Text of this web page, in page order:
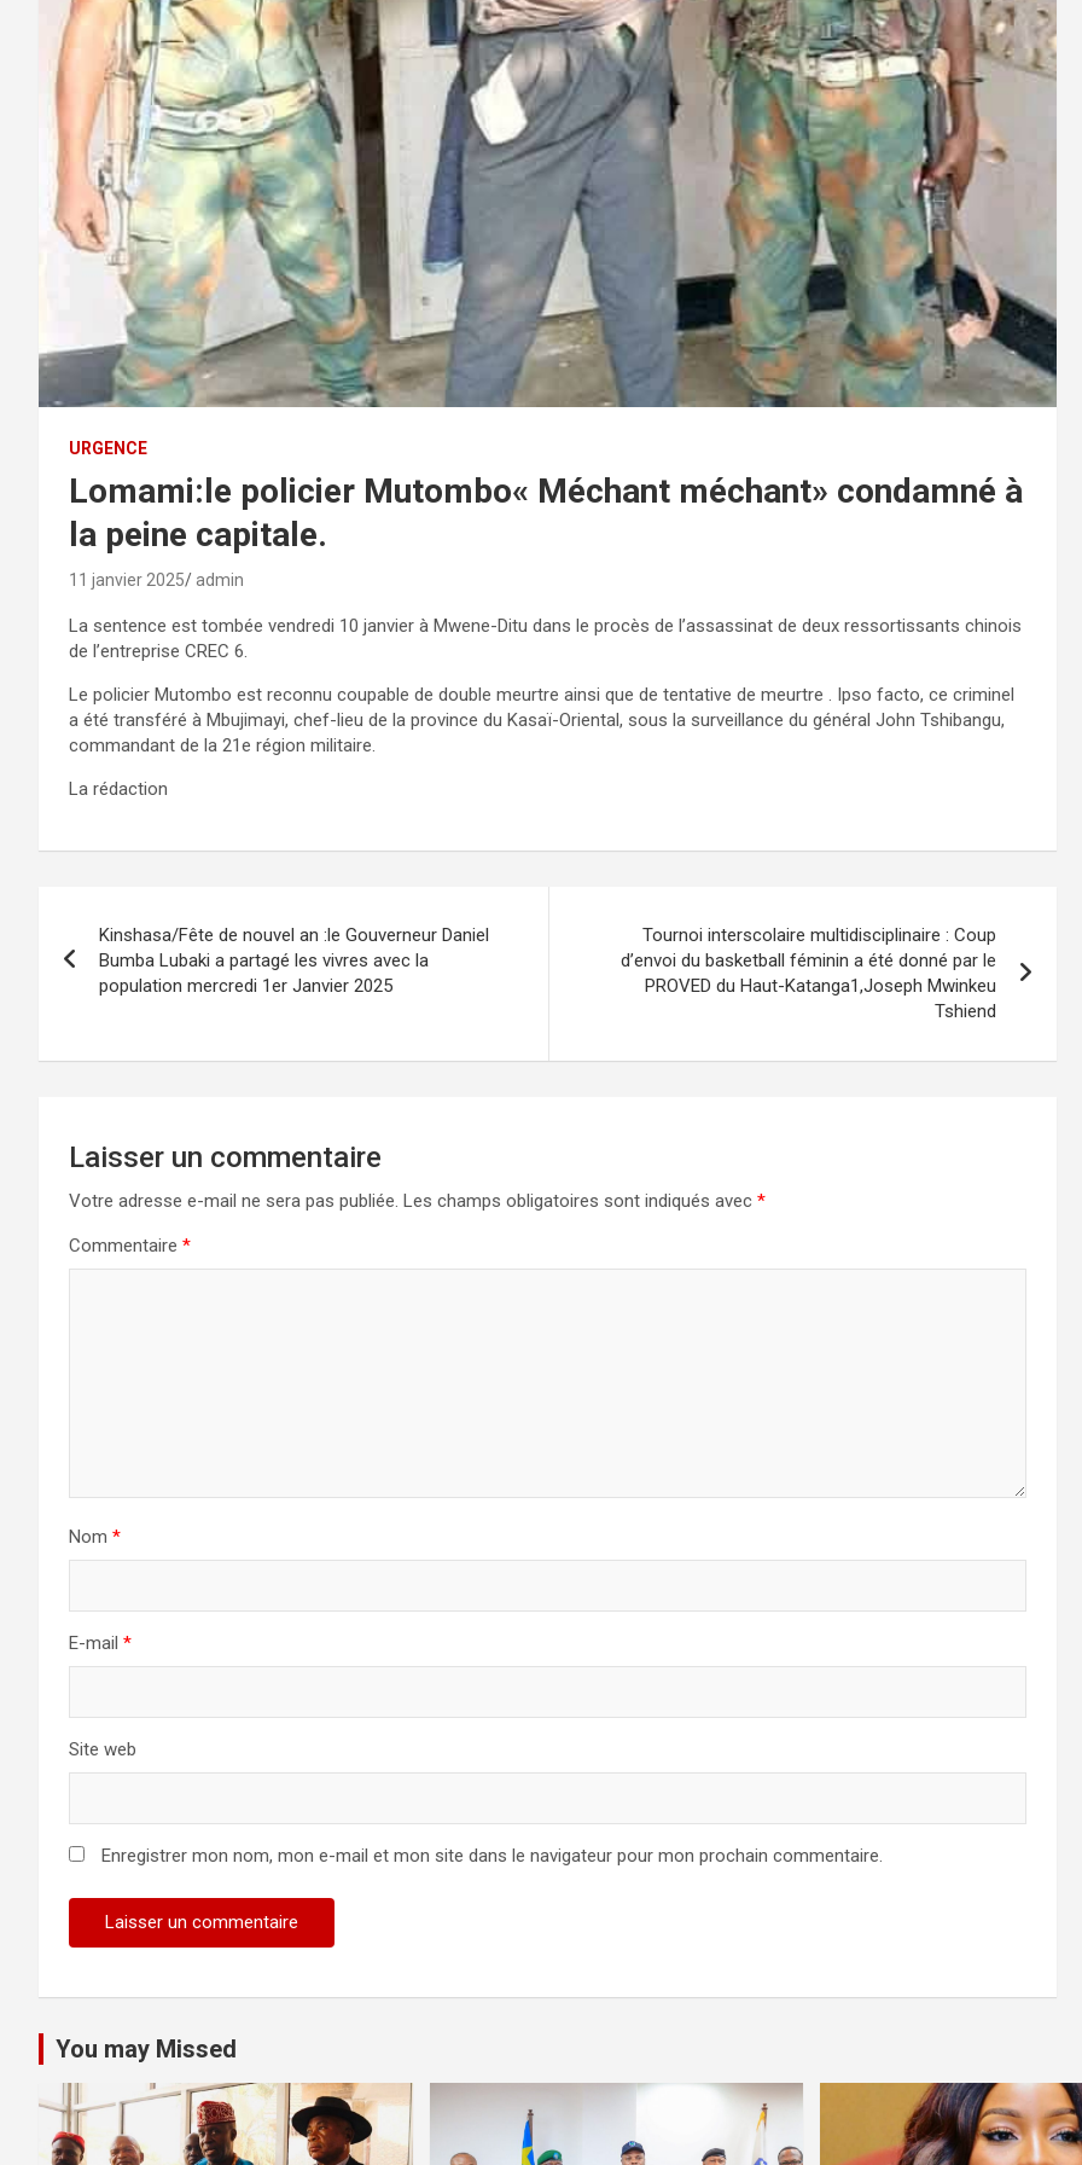
URGENCE
Lomami:le policier Mutombo« Méchant méchant» condamné à
la peine capitale.
11 janvier 2025 admin
La sentence est tombée vendredi 10 janvier à Mwene-Ditu dans le procès de l’assassinat de deux ressortissants chinois
de l’entreprise CREC 6.
Le policier Mutombo est reconnu coupable de double meurtre ainsi que de tentative de meurtre . Ipso facto, ce criminel
a été transféré à Mbujimayi, chef-lieu de la province du Kasaï-Oriental, sous la surveillance du général John Tshibangu,
commandant de la 21e région militaire.
La rédaction
de
l’article
Kinshasa/Fête de nouvel an :le Gouverneur Daniel
Bumba Lubaki a partagé les vivres avec la
population mercredi 1er Janvier 2025
Tournoi interscolaire multidisciplinaire : Coup
d’envoi du basketball féminin a été donné par le
PROVED du Haut-Katanga1,Joseph Mwinkeu
Tshiend
Laisser un commentaire
Votre adresse e-mail ne sera pas publiée. Les champs obligatoires sont indiqués avec *
Commentaire *
Nom *
E-mail *
Site web
Enregistrer mon nom, mon e-mail et mon site dans le navigateur pour mon prochain commentaire.
You may Missed